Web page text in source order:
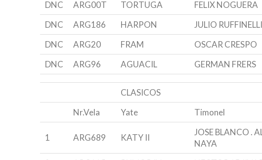
DNC
ARG00T TORTUGA
FELIX NOGUERA
DNC
ARG186 HARPON
JULIO RUFFINELLI
DNC
ARG20 FRAM
OSCAR CRESPO
DNC
ARG96 AGUACIL GERMAN FRERS
CLASICOS
Nr.Vela
Yate Timonel
1 ARG689 KATY II
JOSE BLANCO .
NAYA